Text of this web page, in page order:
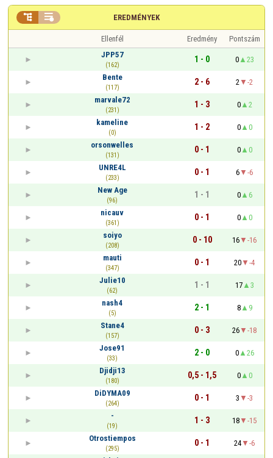
EREDMÉNYEK
 
Ellenfél Eredmény
Pontszám
JPP57
(162)
1 - 0 0
23
Bente
(117)
2 - 6 2
-2
marvale72
(231)
1 - 3 0
2
kameline
(0)
1 - 2 0
0
orsonwelles
(131)
0 - 1 0
0
UNRE4L
(233)
0 - 1 6
-6
New Age
(96)
1 - 1 0
6
nicauv
(361)
0 - 1 0
0
soiyo
(208)
0 - 10 16
-16
mauti
(347)
0 - 1 20
-4
Julie10
(62)
1 - 1 17
3
nash4
(5)
2 - 1 8
9
Stane4
(157)
0 - 3 26
-18
Jose91
(33)
2 - 0 0
26
Djidji13
(180)
0,5 - 1,5 0
0
DiDYMA09
(264)
0 - 1 3
-3
-
(19)
1 - 3 18
-15
Otrostiempos
(295)
0 - 1 24
-6